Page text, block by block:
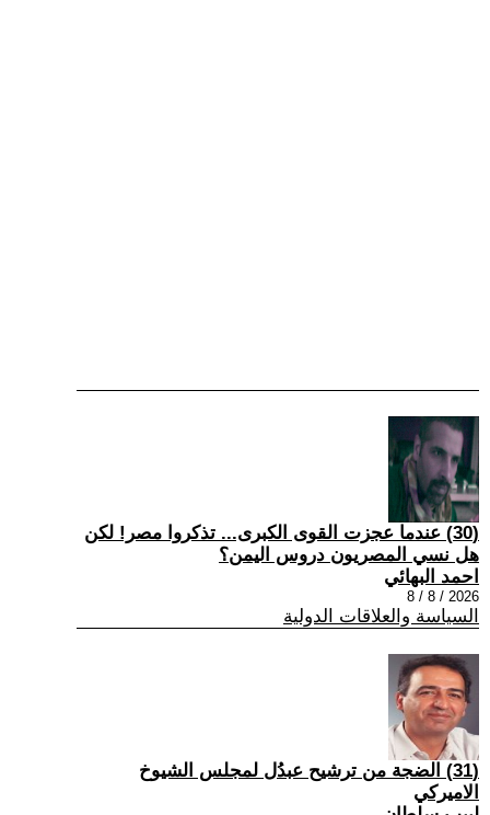
(30) عندما عجزت القوى الكبرى... تذكروا مصر! لكن
هل نسي المصريون دروس اليمن؟
احمد البهائي
2026 / 8 / 8
السياسة والعلاقات الدولية
(31) الضجة من ترشيح عبدُل لمجلس الشيوخ
الاميركي